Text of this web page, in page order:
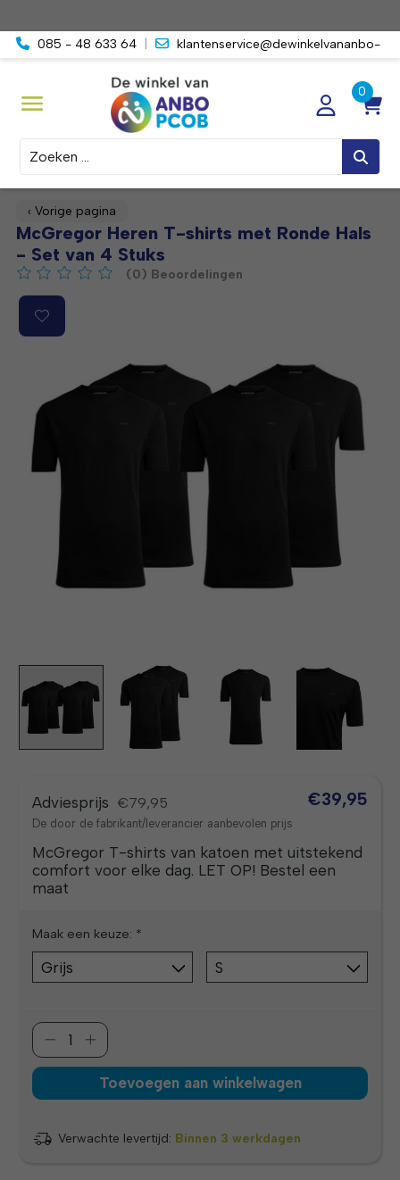
085 - 48 633 64
klantenservice@dewinkelvananbo-
Zoeken
‹ Vorige pagina
McGregor Heren T-shirts met Ronde Hals
- Set van 4 Stuks
De beoordeling van dit product is0van de 5
(0) Beoordelingen
Product image slideshow Items
Adviesprijs €79,95
De door de fabrikant/leverancier aanbevolen prijs
€39,95
McGregor T-shirts van katoen met uitstekend
comfort voor elke dag. LET OP! Bestel een
maat
Maak een keuze: *
Toevoegen aan winkelwagen
Verwachte levertijd: Binnen 3 werkdagen